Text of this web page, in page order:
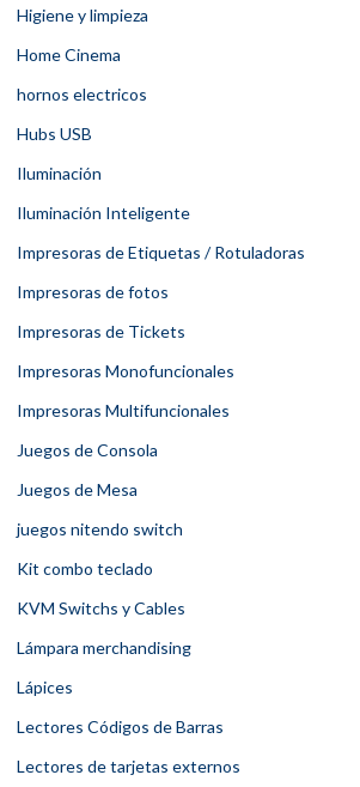
Higiene y limpieza
Home Cinema
hornos electricos
Hubs USB
Iluminación
Iluminación Inteligente
Impresoras de Etiquetas / Rotuladoras
Impresoras de fotos
Impresoras de Tickets
Impresoras Monofuncionales
Impresoras Multifuncionales
Juegos de Consola
Juegos de Mesa
juegos nitendo switch
Kit combo teclado
KVM Switchs y Cables
Lámpara merchandising
Lápices
Lectores Códigos de Barras
Lectores de tarjetas externos